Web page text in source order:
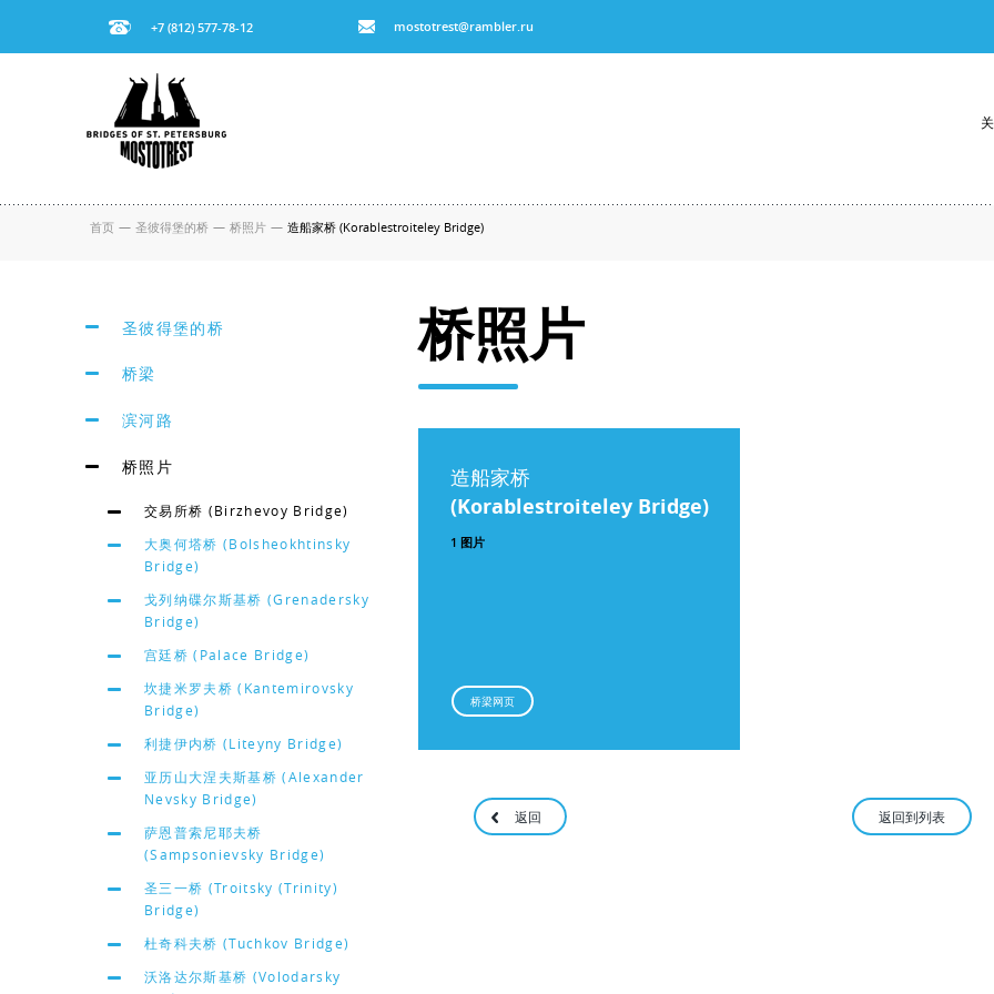
+7 (812) 577-78-12 mostotrest@rambler.ru
首页 — 圣彼得堡的桥 — 桥照片 — 造船家桥 (Korablestroiteley Bridge)
圣彼得堡的桥
桥梁
滨河路
桥照片
交易所桥 (Birzhevoy Bridge)
大奥何塔桥 (Bolsheokhtinsky
Bridge)
戈列纳碟尔斯基桥 (Grenadersky
Bridge)
宫廷桥 (Palace Bridge)
坎捷米罗夫桥 (Kantemirovsky
Bridge)
利捷伊内桥 (Liteyny Bridge)
亚历山大涅夫斯基桥 (Alexander
Nevsky Bridge)
萨恩普索尼耶夫桥
(Sampsonievsky Bridge)
圣三一桥 (Troitsky (Trinity)
Bridge)
杜奇科夫桥 (Tuchkov Bridge)
沃洛达尔斯基桥 (Volodarsky
桥照片
造船家桥
(Korablestroiteley Bridge)
1 图片
桥梁网页
返回 返回到列表